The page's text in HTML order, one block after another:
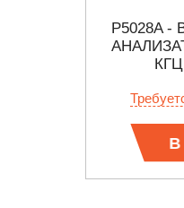
P5028A
В